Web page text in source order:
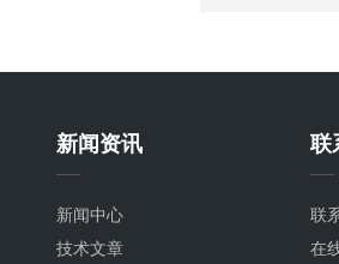
新闻资讯
新闻中心
技术文章
联
联
在